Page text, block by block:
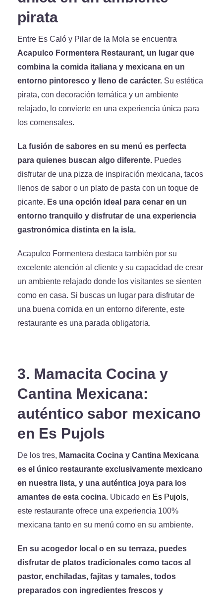
pirata
Entre Es Caló y Pilar de la Mola se encuentra
Acapulco Formentera Restaurant, un lugar que
combina la comida italiana y mexicana en un
entorno pintoresco y lleno de carácter. Su estética
pirata, con decoración temática y un ambiente
relajado, lo convierte en una experiencia única para
los comensales.
La fusión de sabores en su menú es perfecta
para quienes buscan algo diferente. Puedes
disfrutar de una pizza de inspiración mexicana, tacos
llenos de sabor o un plato de pasta con un toque de
picante. Es una opción ideal para cenar en un
entorno tranquilo y disfrutar de una experiencia
gastronómica distinta en la isla.
Acapulco Formentera destaca también por su
excelente atención al cliente y su capacidad de crear
un ambiente relajado donde los visitantes se sienten
como en casa. Si buscas un lugar para disfrutar de
una buena comida en un entorno diferente, este
restaurante es una parada obligatoria.
3. Mamacita Cocina y
Cantina Mexicana:
auténtico sabor mexicano
en Es Pujols
De los tres, Mamacita Cocina y Cantina Mexicana
es el único restaurante exclusivamente mexicano
en nuestra lista, y una auténtica joya para los
amantes de esta cocina. Ubicado en Es Pujols,
este restaurante ofrece una experiencia 100%
mexicana tanto en su menú como en su ambiente.
En su acogedor local o en su terraza, puedes
disfrutar de platos tradicionales como tacos al
pastor, enchiladas, fajitas y tamales, todos
preparados con ingredientes frescos y